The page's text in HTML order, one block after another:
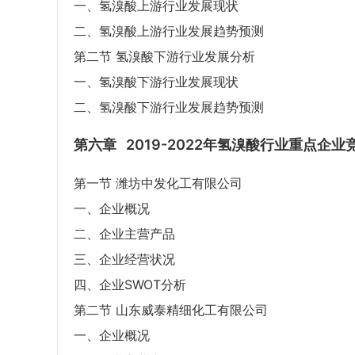
一、氢溴酸上游行业发展现状
二、氢溴酸上游行业发展趋势预测
第二节 氢溴酸下游行业发展分析
一、氢溴酸下游行业发展现状
二、氢溴酸下游行业发展趋势预测
第六章 2019-2022年氢溴酸行业重点企业
第一节 潍坊中发化工有限公司
一、企业概况
二、企业主营产品
三、企业经营状况
四、企业SWOT分析
第二节 山东威泰精细化工有限公司
一、企业概况